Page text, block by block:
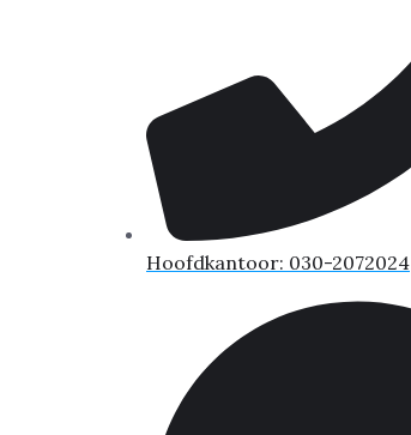
Hoofdkantoor: 030-2072024